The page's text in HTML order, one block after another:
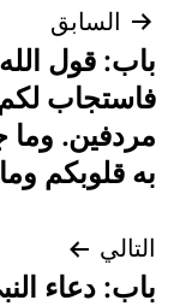
تصفّح
المقالات
السابق
باب: قول
فاستجاب
مردفين. وما
به قلوبكم
التالي
باب: دعاء